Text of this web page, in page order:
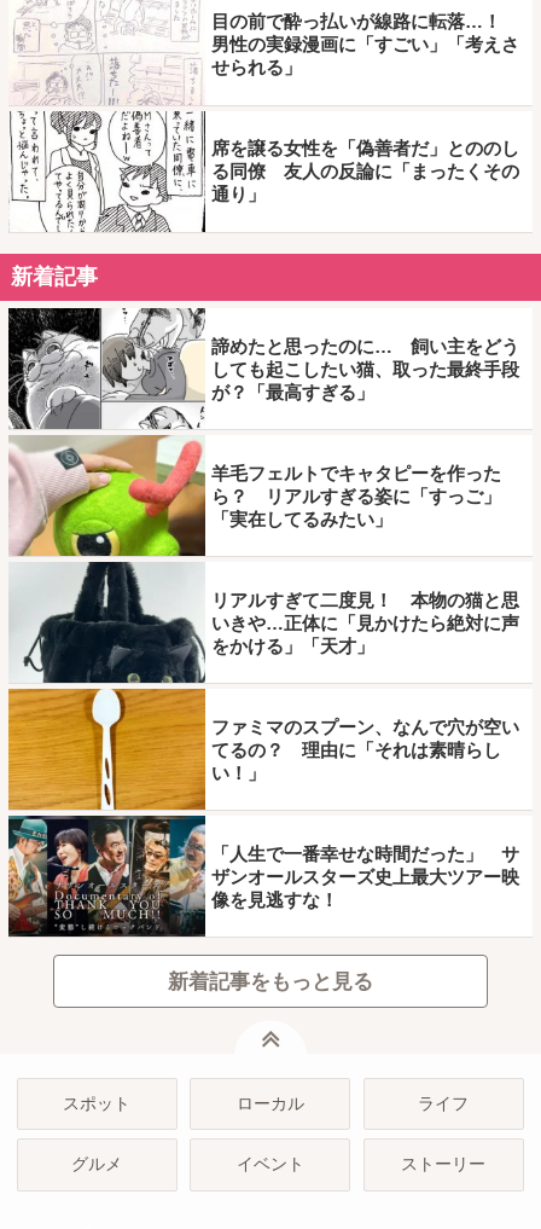
目の前で酔っ払いが線路に転落…！
男性の実録漫画に「すごい」「考えさ
せられる」
席を譲る女性を「偽善者だ」とののし
る同僚 友人の反論に「まったくその
通り」
新着記事
諦めたと思ったのに… 飼い主をどう
しても起こしたい猫、取った最終手段
が？「最高すぎる」
羊毛フェルトでキャタピーを作った
ら？ リアルすぎる姿に「すっご」
「実在してるみたい」
リアルすぎて二度見！ 本物の猫と思
いきや…正体に「見かけたら絶対に声
をかける」「天才」
ファミマのスプーン、なんで穴が空い
てるの？ 理由に「それは素晴らし
い！」
「人生で一番幸せな時間だった」 サ
ザンオールスターズ史上最大ツアー映
像を見逃すな！
新着記事をもっと見る
スポット ローカル ライフ
グルメ イベント ストーリー